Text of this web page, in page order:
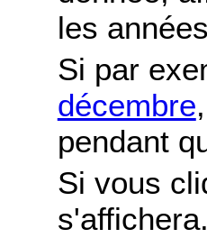
les
Si par
décembre
pendant
Si vous
s'affichera.